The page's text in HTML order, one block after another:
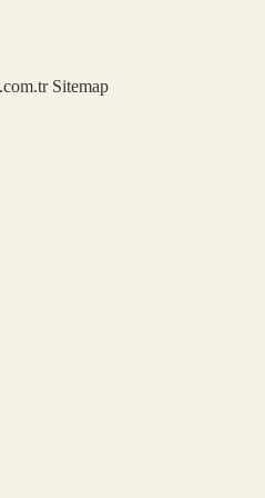
Sitemap